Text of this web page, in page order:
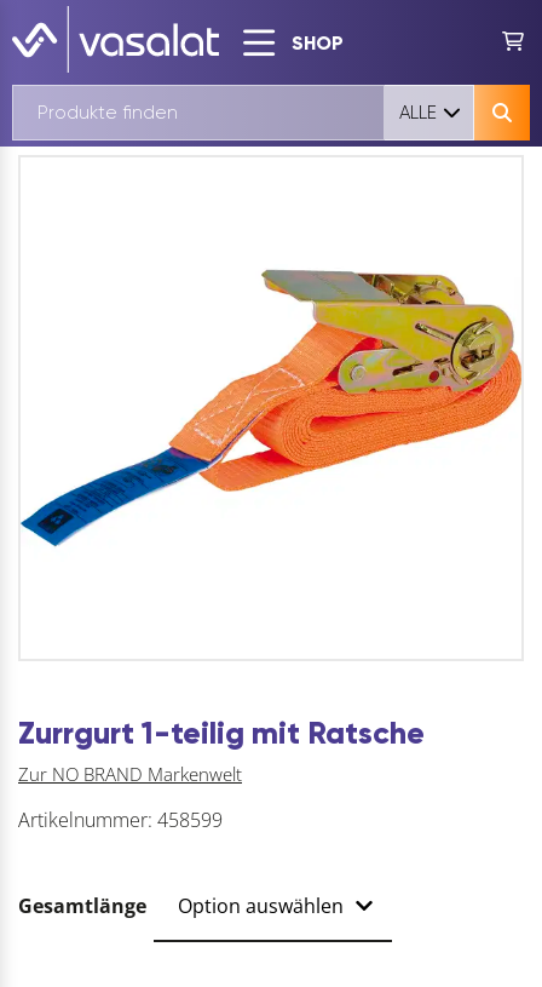
SHOP
ALLE
Zurrgurt 1-teilig mit Ratsche
Zur NO BRAND Markenwelt
Artikelnummer: 458599
Gesamtlänge